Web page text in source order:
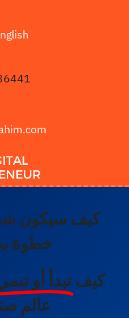
كيف سيكون
خطوة
كيفتبدأ أو
عالم